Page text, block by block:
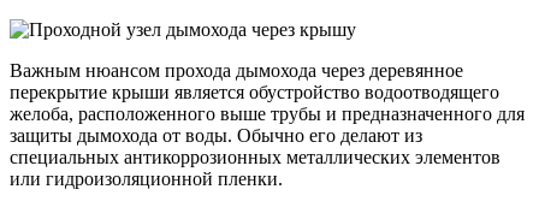
Важным нюансом прохода дымохода через деревянное
перекрытие крыши является обустройство водоотводящего
желоба, расположенного выше трубы и предназначенного для
защиты дымохода от воды. Обычно его делают из
специальных антикоррозионных металлических элементов
или гидроизоляционной пленки.